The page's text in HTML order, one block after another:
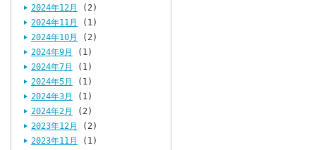
2024年12月
(2)
2024年11月
(1)
2024年10月
(2)
2024年9月
(1)
2024年7月
(1)
2024年5月
(1)
2024年3月
(1)
2024年2月
(2)
2023年12月
(2)
2023年11月
(1)